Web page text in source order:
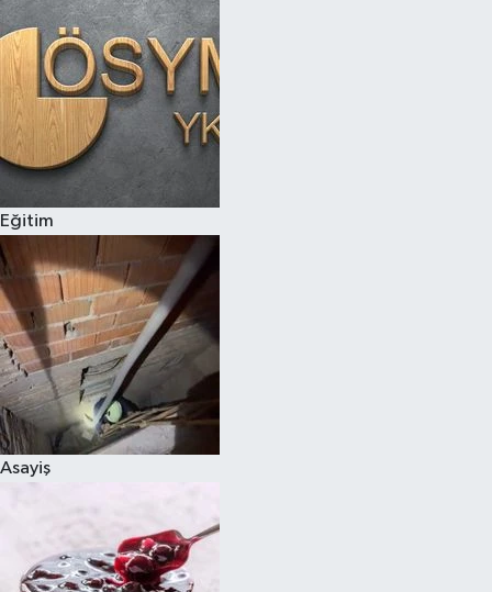
Eğitim
Asayiş
Televizyon
Yaşam-Çevre